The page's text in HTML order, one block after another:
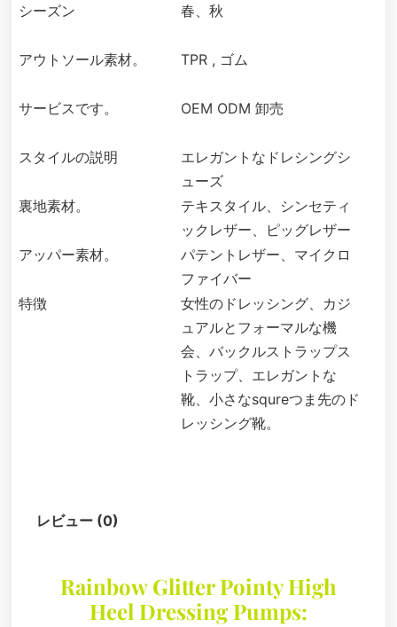
シーズン 春、秋
アウトソール素材。 TPR , ゴム
サービスです。 OEM ODM 卸売
スタイルの説明
エレガントなドレシングシ
ューズ
裏地素材。
テキスタイル、シンセティ
ックレザー、ピッグレザー
アッパー素材。
パテントレザー、マイクロ
ファイバー
特徴
女性のドレッシング、カジ
ュアルとフォーマルな機
会、バックルストラップス
トラップ、エレガントな
靴、小さなsqureつま先のド
レッシング靴。
レビュー (0)
Rainbow Glitter Pointy High
Heel Dressing Pumps: